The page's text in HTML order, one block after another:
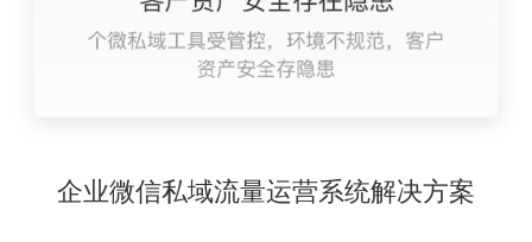
企业微信私域流量运营系统解决方案